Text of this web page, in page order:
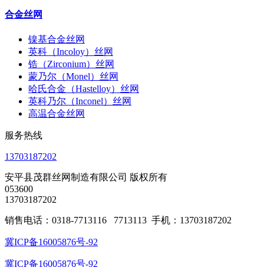
合金丝网
镍基合金丝网
英科（Incoloy）丝网
锆（Zirconium）丝网
蒙乃尔（Monel）丝网
哈氏合金（Hastelloy）丝网
英科乃尔（Inconel）丝网
高温合金丝网
服务热线
13703187202
安平县茂群丝网制造有限公司 版权所有
053600
13703187202
销售电话：0318-7713116 7713113 手机：13703187202
冀ICP备16005876号-92
冀ICP备16005876号-92